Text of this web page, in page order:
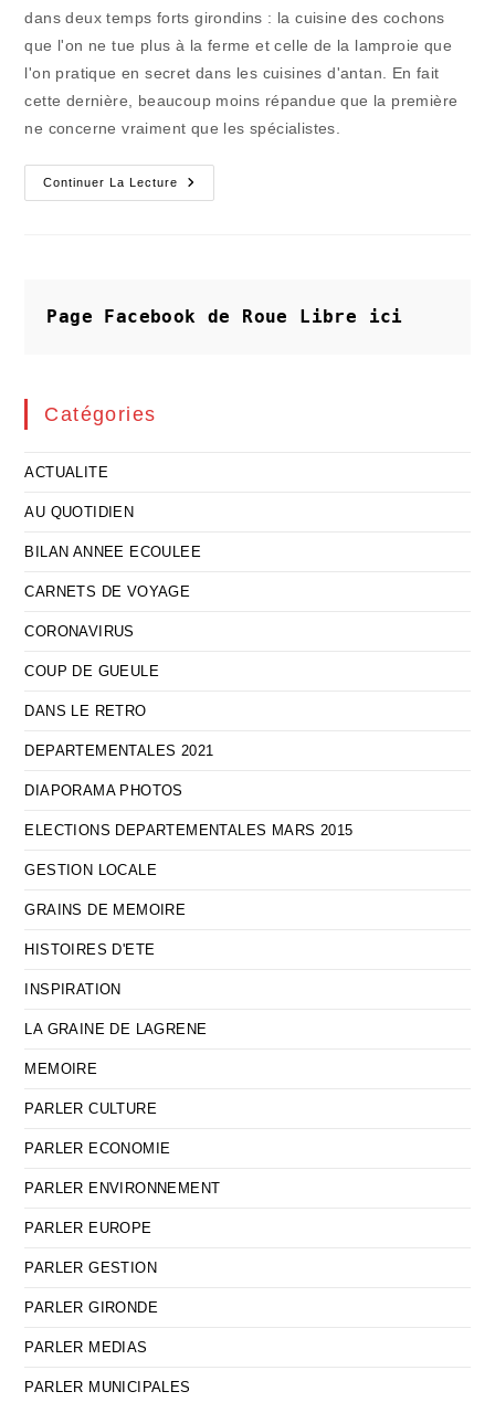
dans deux temps forts girondins : la cuisine des cochons
que l'on ne tue plus à la ferme et celle de la lamproie que
l'on pratique en secret dans les cuisines d'antan. En fait
cette dernière, beaucoup moins répandue que la première
ne concerne vraiment que les spécialistes.
Continuer La Lecture
La
Cuisine
Douceur
Page Facebook de Roue Libre ici
Catégories
ACTUALITE
AU QUOTIDIEN
BILAN ANNEE ECOULEE
CARNETS DE VOYAGE
CORONAVIRUS
COUP DE GUEULE
DANS LE RETRO
DEPARTEMENTALES 2021
DIAPORAMA PHOTOS
ELECTIONS DEPARTEMENTALES MARS 2015
GESTION LOCALE
GRAINS DE MEMOIRE
HISTOIRES D'ETE
INSPIRATION
LA GRAINE DE LAGRENE
MEMOIRE
PARLER CULTURE
PARLER ECONOMIE
PARLER ENVIRONNEMENT
PARLER EUROPE
PARLER GESTION
PARLER GIRONDE
PARLER MEDIAS
PARLER MUNICIPALES